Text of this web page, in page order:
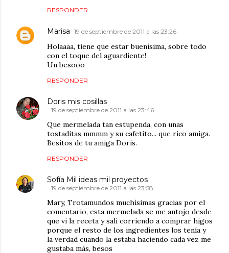
RESPONDER
Marisa 19 de septiembre de 2011 a las 23:26
Holaaaa, tiene que estar buenísima, sobre todo
con el toque del aguardiente!
Un besooo
RESPONDER
Doris mis cosillas
19 de septiembre de 2011 a las 23:46
Que mermelada tan estupenda, con unas
tostaditas mmmm y su cafetito... que rico amiga.
Besitos de tu amiga Doris.
RESPONDER
Sofía Mil ideas mil proyectos
19 de septiembre de 2011 a las 23:58
Mary, Trotamundos muchísimas gracias por el
comentario, esta mermelada se me antojo desde
que vi la receta y salí corriendo a comprar higos
porque el resto de los ingredientes los tenía y
la verdad cuando la estaba haciendo cada vez me
gustaba más, besos